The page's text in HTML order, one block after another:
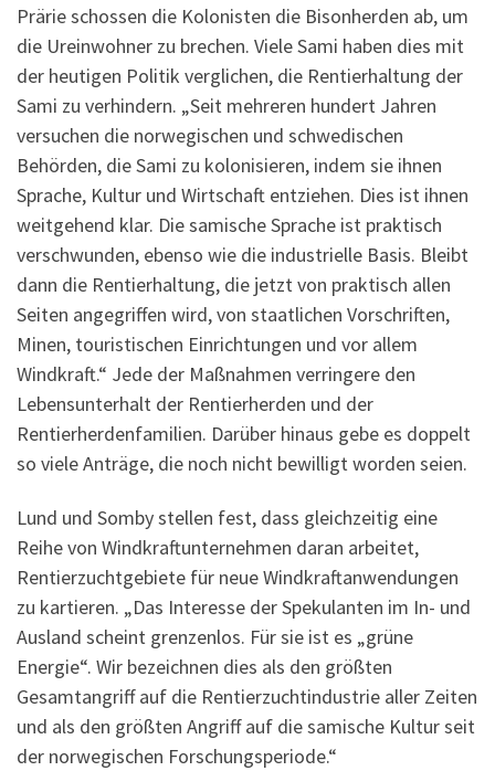
Prärie schossen die Kolonisten die Bisonherden ab, um
die Ureinwohner zu brechen. Viele Sami haben dies mit
der heutigen Politik verglichen, die Rentierhaltung der
Sami zu verhindern. „Seit mehreren hundert Jahren
versuchen die norwegischen und schwedischen
Behörden, die Sami zu kolonisieren, indem sie ihnen
Sprache, Kultur und Wirtschaft entziehen. Dies ist ihnen
weitgehend klar. Die samische Sprache ist praktisch
verschwunden, ebenso wie die industrielle Basis. Bleibt
dann die Rentierhaltung, die jetzt von praktisch allen
Seiten angegriffen wird, von staatlichen Vorschriften,
Minen, touristischen Einrichtungen und vor allem
Windkraft.“ Jede der Maßnahmen verringere den
Lebensunterhalt der Rentierherden und der
Rentierherdenfamilien. Darüber hinaus gebe es doppelt
so viele Anträge, die noch nicht bewilligt worden seien.
Lund und Somby stellen fest, dass gleichzeitig eine
Reihe von Windkraftunternehmen daran arbeitet,
Rentierzuchtgebiete für neue Windkraftanwendungen
zu kartieren. „Das Interesse der Spekulanten im In- und
Ausland scheint grenzenlos. Für sie ist es „grüne
Energie“. Wir bezeichnen dies als den größten
Gesamtangriff auf die Rentierzuchtindustrie aller Zeiten
und als den größten Angriff auf die samische Kultur seit
der norwegischen Forschungsperiode.“